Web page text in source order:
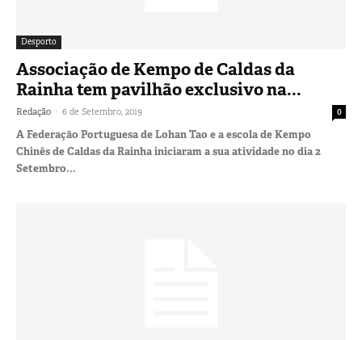
Desporto
Associação de Kempo de Caldas da
Rainha tem pavilhão exclusivo na...
Redação - 6 de Setembro, 2019 0
A Federação Portuguesa de Lohan Tao e a escola de Kempo
Chinês de Caldas da Rainha iniciaram a sua atividade no dia 2
Setembro...